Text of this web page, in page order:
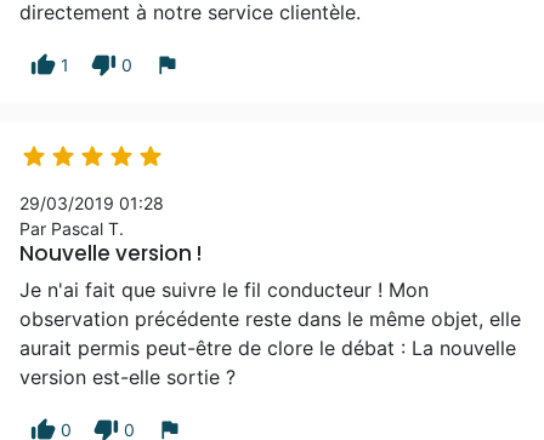
directement à notre service clientèle.
thumb_up 1 thumb_down 0 flag
    
29/03/2019 01:28
Par Pascal T.
Nouvelle version !
Je n'ai fait que suivre le fil conducteur ! Mon
observation précédente reste dans le même objet, elle
aurait permis peut-être de clore le débat : La nouvelle
version est-elle sortie ?
thumb_up 0 thumb_down 0 flag